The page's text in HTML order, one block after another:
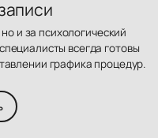
и за психологический
всегда готовы
графика процедур.